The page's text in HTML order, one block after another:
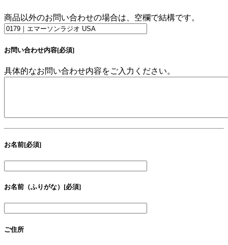
商品以外のお問い合わせの場合は、空欄で結構です。
お問い合わせ内容[必須]
具体的なお問い合わせ内容をご入力ください。
お名前[必須]
お名前（ふりがな） [必須]
ご住所